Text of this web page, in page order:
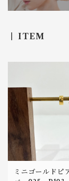
ITEM
ミニゴールドピ